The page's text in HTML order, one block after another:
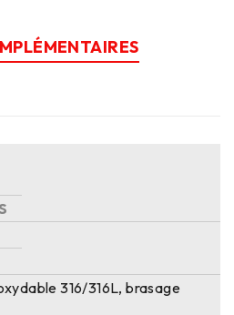
316/316L, brasage